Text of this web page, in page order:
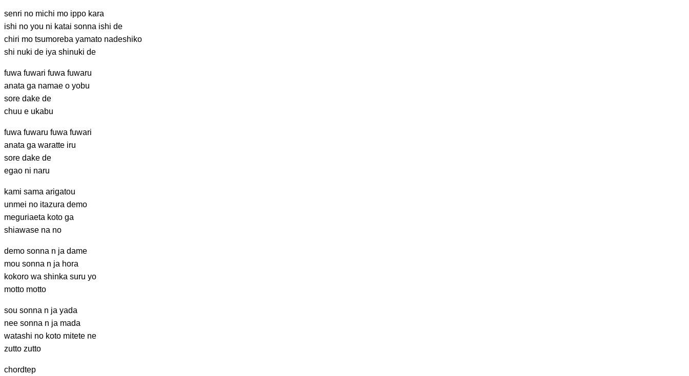
senri no michi mo ippo kara
ishi no you ni katai sonna ishi de
chiri mo tsumoreba yamato nadeshiko
shi nuki de iya shinuki de
fuwa fuwari fuwa fuwaru
anata ga namae o yobu
sore dake de
chuu e ukabu
fuwa fuwaru fuwa fuwari
anata ga waratte iru
sore dake de
egao ni naru
kami sama arigatou
unmei no itazura demo
meguriaeta koto ga
shiawase na no
demo sonna n ja dame
mou sonna n ja hora
kokoro wa shinka suru yo
motto motto
sou sonna n ja yada
nee sonna n ja mada
watashi no koto mitete ne
zutto zutto
chordtep